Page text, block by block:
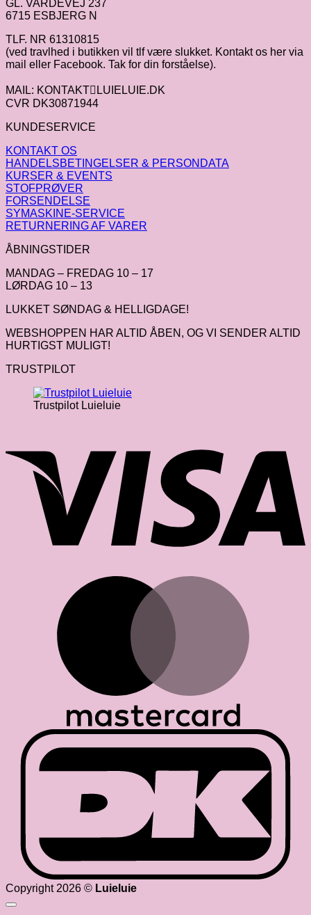
GL. VARDEVEJ 237
6715 ESBJERG N
TLF. NR 61310815
(ved travlhed i butikken vil tlf være slukket. Kontakt os her via
mail eller Facebook. Tak for din forståelse).
MAIL: KONTAKTLUIELUIE.DK
CVR DK30871944
KUNDESERVICE
KONTAKT OS
HANDELSBETINGELSER & PERSONDATA
KURSER & EVENTS
STOFPRØVER
FORSENDELSE
SYMASKINE-SERVICE
RETURNERING AF VARER
ÅBNINGSTIDER
MANDAG – FREDAG 10 – 17
LØRDAG 10 – 13
LUKKET SØNDAG & HELLIGDAGE!
WEBSHOPPEN HAR ALTID ÅBEN, OG VI SENDER ALTID
HURTIGST MULIGT!
TRUSTPILOT
Trustpilot Luieluie
Copyright 2026 © Luieluie